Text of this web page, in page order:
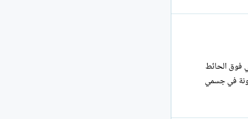
فوق الحائط
في جسمي